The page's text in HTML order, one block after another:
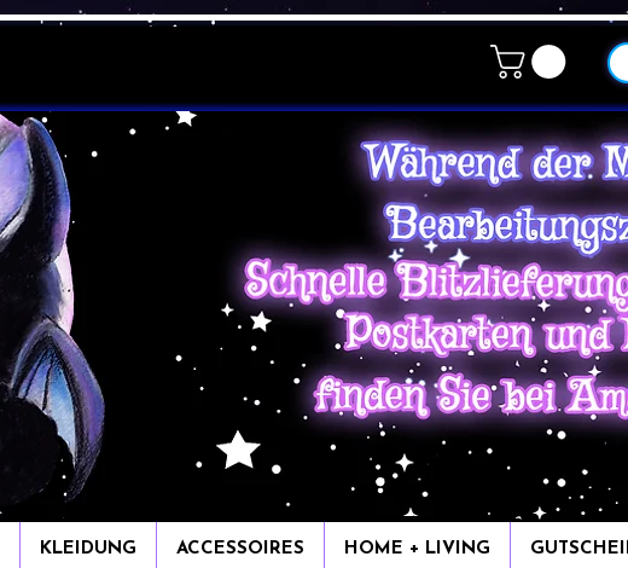
KLEIDUNG ACCESSOIRES HOME + LIVING